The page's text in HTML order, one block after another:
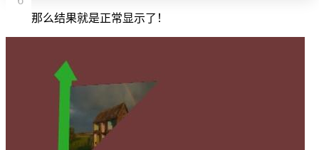
那么结果就是正常显示了！